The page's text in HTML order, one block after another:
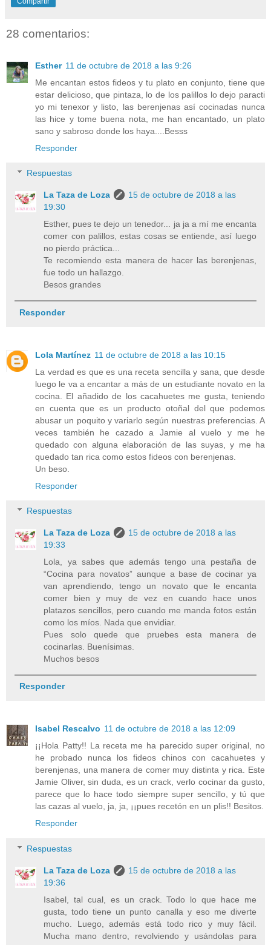
28 comentarios:
Esther 11 de octubre de 2018 a las 9:26
Me encantan estos fideos y tu plato en conjunto, tiene que
estar delicioso, que pintaza, lo de los palillos lo dejo paracti
yo mi tenexor y listo, las berenjenas así cocinadas nunca
las hice y tome buena nota, me han encantado, un plato
sano y sabroso donde los haya....Besss
Responder
Respuestas
La Taza de Loza
15 de octubre de 2018 a las
19:30
Esther, pues te dejo un tenedor... ja ja a mí me encanta
comer con palillos, estas cosas se entiende, así luego
no pierdo práctica...
Te recomiendo esta manera de hacer las berenjenas,
fue todo un hallazgo.
Besos grandes
Responder
Lola Martínez 11 de octubre de 2018 a las 10:15
La verdad es que es una receta sencilla y sana, que desde
luego le va a encantar a más de un estudiante novato en la
cocina. El añadido de los cacahuetes me gusta, teniendo
en cuenta que es un producto otoñal del que podemos
abusar un poquito y variarlo según nuestras preferencias. A
veces también he cazado a Jamie al vuelo y me he
quedado con alguna elaboración de las suyas, y me ha
quedado tan rica como estos fideos con berenjenas.
Un beso.
Responder
Respuestas
La Taza de Loza
15 de octubre de 2018 a las
19:33
Lola, ya sabes que además tengo una pestaña de
“Cocina para novatos” aunque a base de cocinar ya
van aprendiendo, tengo un novato que le encanta
comer bien y muy de vez en cuando hace unos
platazos sencillos, pero cuando me manda fotos están
como los míos. Nada que envidiar.
Pues solo quede que pruebes esta manera de
cocinarlas. Buenísimas.
Muchos besos
Responder
Isabel Rescalvo 11 de octubre de 2018 a las 12:09
¡¡Hola Patty!! La receta me ha parecido super original, no
he probado nunca los fideos chinos con cacahuetes y
berenjenas, una manera de comer muy distinta y rica. Este
Jamie Oliver, sin duda, es un crack, verlo cocinar da gusto,
parece que lo hace todo siempre super sencillo, y tú que
las cazas al vuelo, ja, ja, ¡¡pues recetón en un plis!! Besitos.
Responder
Respuestas
La Taza de Loza
15 de octubre de 2018 a las
19:36
Isabel, tal cual, es un crack. Todo lo que hace me
gusta, todo tiene un punto canalla y eso me diverte
mucho. Luego, además está todo rico y muy fácil.
Mucha mano dentro, revolviendo y usándolas para